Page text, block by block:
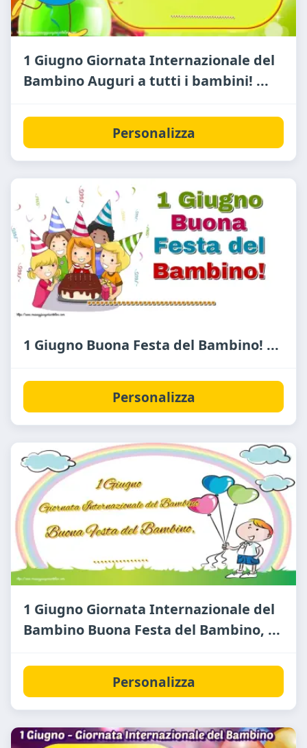
1 Giugno Giornata Internazionale del
Bambino Auguri a tutti i bambini! ...
Personalizza
1 Giugno Buona Festa del Bambino! ...
Personalizza
1 Giugno Giornata Internazionale del
Bambino Buona Festa del Bambino, ...
Personalizza